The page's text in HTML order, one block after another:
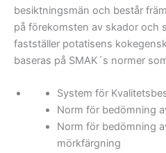
besiktningsmän och består
på förekomsten av skador och
fastställer potatisens
baseras på SMAK´s normer
System för
Norm för bedömning
Norm för bedömning
mörkfärgning